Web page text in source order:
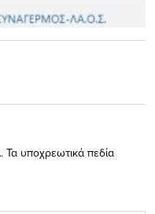
Τα υποχρεωτικά πεδία